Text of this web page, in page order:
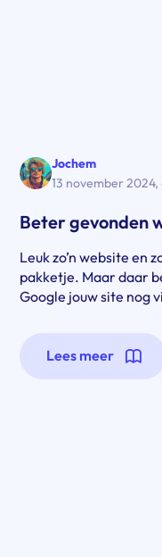
Jochem
13 november 2024,
Beter gevonden
Leuk zo’n website en
pakketje. Maar daar
Google jouw site nog
Lees meer